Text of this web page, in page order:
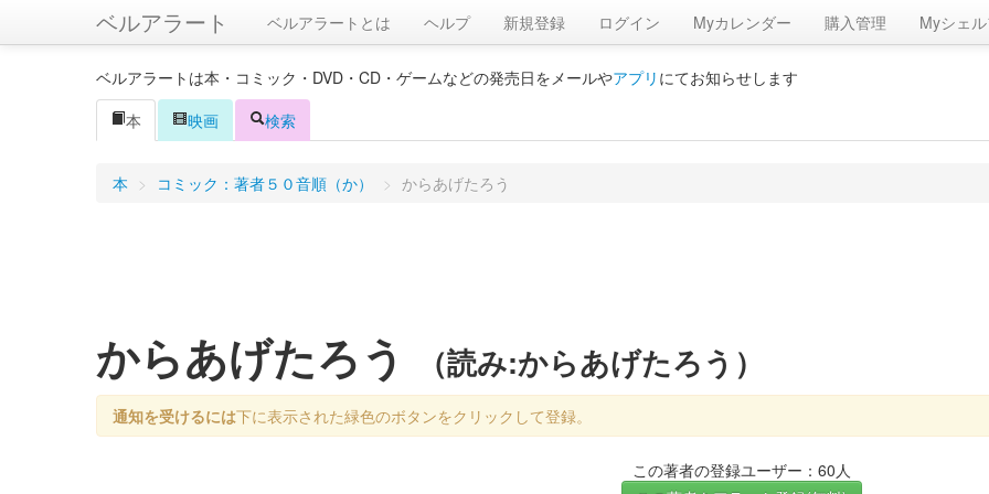
ベルアラート ベルアラートとは ヘルプ 新規登録 ログイン Myカレンダー 購入管理 Myシェル
ベルアラートは本・コミック・DVD・CD・ゲームなどの発売日をメールやアプリ にてお知らせします
本
映画 検索
本 > コミック：著者５０音順（か） > からあげたろう
からあげたろう （読み:からあげたろう）
通知を受けるには下に表示された緑色のボタンをクリックして登録。
この著者の登録ユーザー：60人